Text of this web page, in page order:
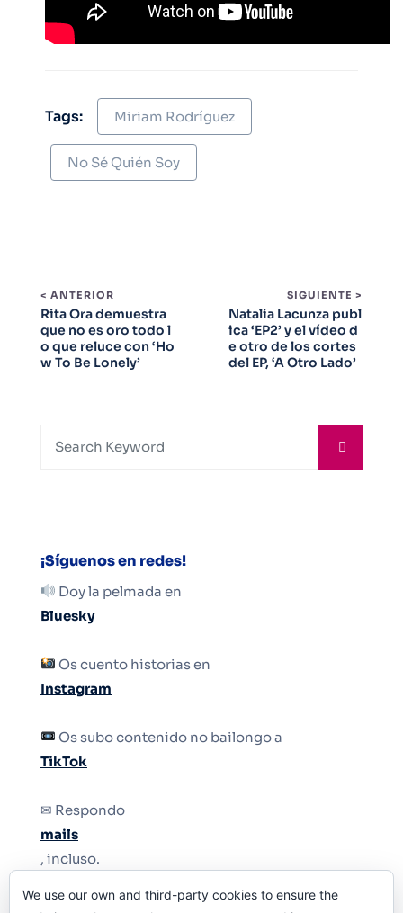
Tags: Miriam Rodríguez
No Sé Quién Soy
< ANTERIOR
Rita Ora demuestra
que no es oro todo l
o que reluce con ‘Ho
w To Be Lonely’
SIGUIENTE >
Natalia Lacunza publ
ica ‘EP2’ y el vídeo d
e otro de los cortes
del EP, ‘A Otro Lado’
¡Síguenos en redes!
Doy la pelmada en
Bluesky
Os cuento historias en
Instagram
Os subo contenido no bailongo a
TikTok
✉ Respondo
mails
, incluso.
Y si una persona no puede tener teléfono, que
We use our own and third-party cookies to ensure the